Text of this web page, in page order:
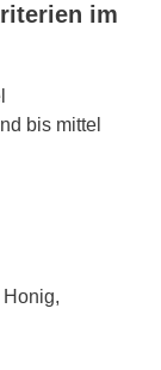
im
bis mittel